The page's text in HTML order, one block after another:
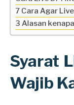
7 Cara Agar
3 Alasan
Syarat
Wajib